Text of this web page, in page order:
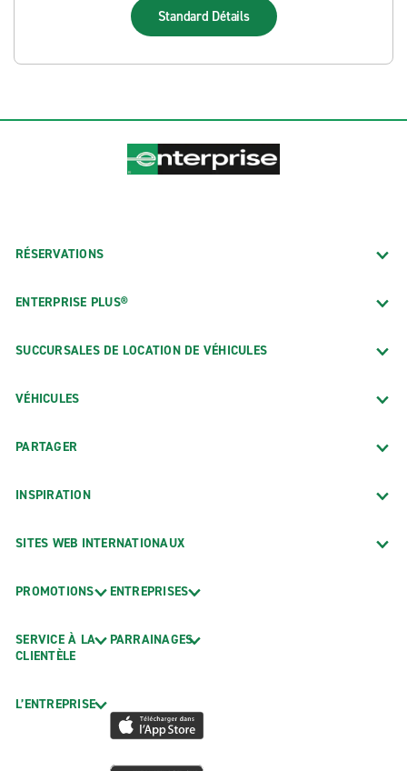
Standard Détails
RÉSERVATIONS
ENTERPRISE PLUS®
SUCCURSALES DE LOCATION DE VÉHICULES
VÉHICULES
PARTAGER
INSPIRATION
SITES WEB INTERNATIONAUX
PROMOTIONS
SERVICE À LA
CLIENTÈLE
L’ENTREPRISE
ENTREPRISES
PARRAINAGES